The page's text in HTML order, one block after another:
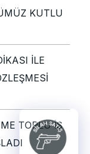
KUTLU
İLE
TOPLU İŞ